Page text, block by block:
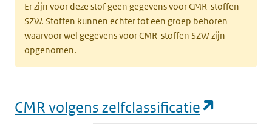
Er zijn voor deze stof geen gegevens voor CMR-stoffen
SZW. Stoffen kunnen echter tot een groep behoren
waarvoor wel gegevens voor CMR-stoffen SZW zijn
opgenomen.
CMR volgens zelfclassificatie